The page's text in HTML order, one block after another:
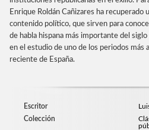
Enrique Roldán Cañizares ha recuperado
contenido político, que sirven para
de habla hispana más importante del
en el estudio de uno de los periodos más
reciente de España.
Escritor
Colección